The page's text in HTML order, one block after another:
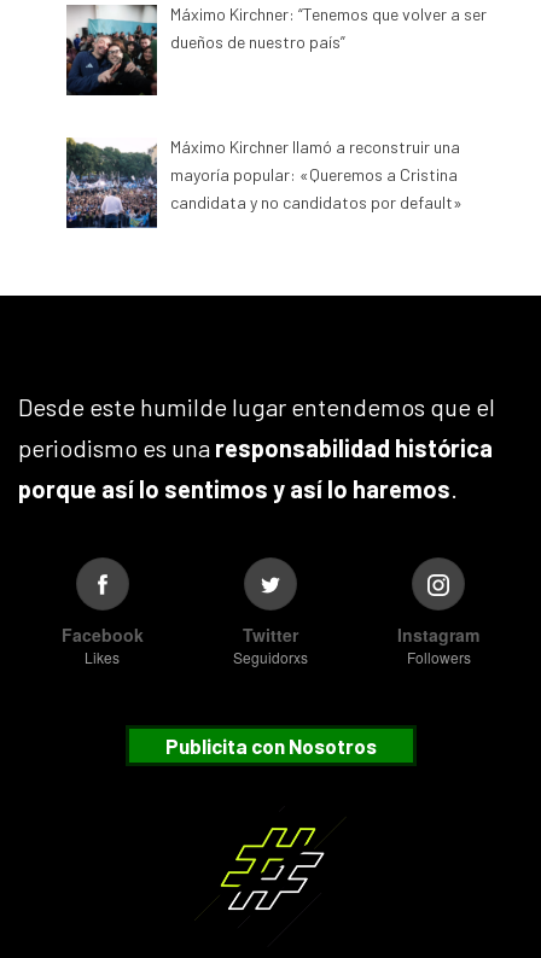
Máximo Kirchner: “Tenemos que volver a ser
dueños de nuestro país”
Máximo Kirchner llamó a reconstruir una
mayoría popular: «Queremos a Cristina
candidata y no candidatos por default»
Desde este humilde lugar entendemos que el
periodismo es una responsabilidad histórica
porque así lo sentimos y así lo haremos.
Facebook
Likes
Twitter
Seguidorxs
Instagram
Followers
Publicita con Nosotros